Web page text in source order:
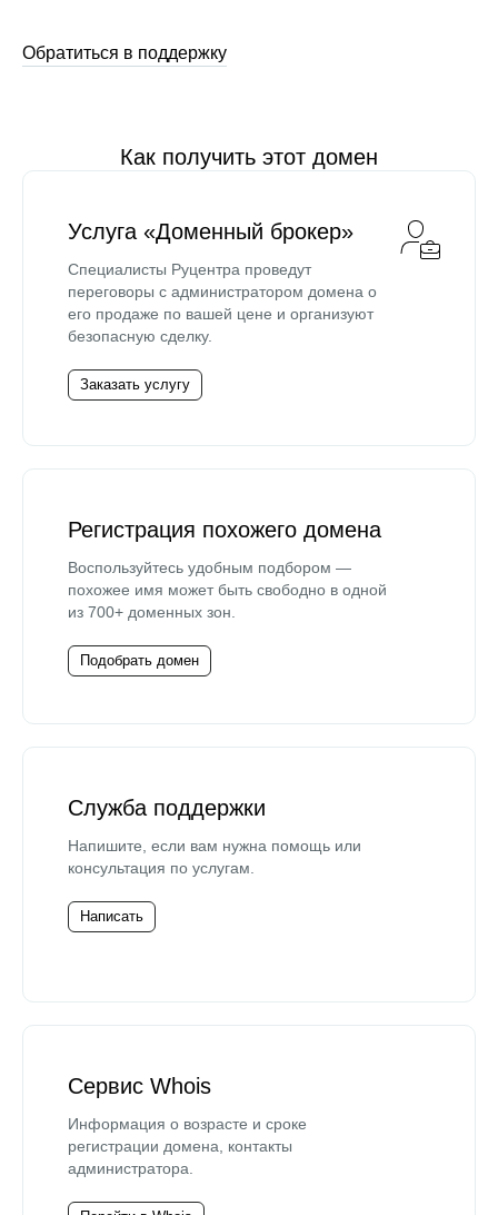
Обратиться в поддержку
Как получить этот домен
Услуга «Доменный брокер»
Специалисты Руцентра проведут
переговоры с администратором домена о
его продаже по вашей цене и организуют
безопасную сделку.
Заказать услугу
Регистрация похожего домена
Воспользуйтесь удобным подбором —
похожее имя может быть свободно в одной
из 700+ доменных зон.
Подобрать домен
Служба поддержки
Напишите, если вам нужна помощь или
консультация по услугам.
Написать
Сервис Whois
Информация о возрасте и сроке
регистрации домена, контакты
администратора.